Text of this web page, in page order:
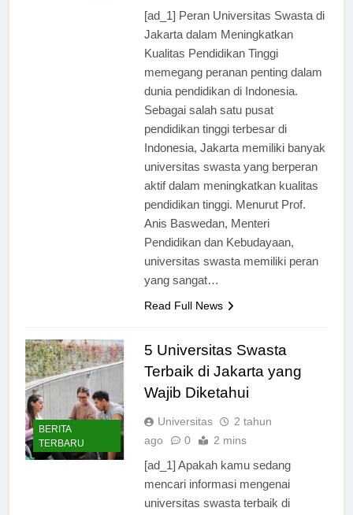
[ad_1] Peran Universitas Swasta di
Jakarta dalam Meningkatkan
Kualitas Pendidikan Tinggi
memegang peranan penting dalam
dunia pendidikan di Indonesia.
Sebagai salah satu pusat
pendidikan tinggi terbesar di
Indonesia, Jakarta memiliki banyak
universitas swasta yang berperan
aktif dalam meningkatkan kualitas
pendidikan tinggi. Menurut Prof.
Anis Baswedan, Menteri
Pendidikan dan Kebudayaan,
universitas swasta memiliki peran
yang sangat…
Read Full News
BERITA
TERBARU
5 Universitas Swasta
Terbaik di Jakarta yang
Wajib Diketahui
Universitas
2 tahun
ago
0 2 mins
[ad_1] Apakah kamu sedang
mencari informasi mengenai
universitas swasta terbaik di